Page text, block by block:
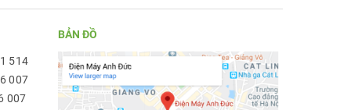
514
007
007
BẢN ĐỒ